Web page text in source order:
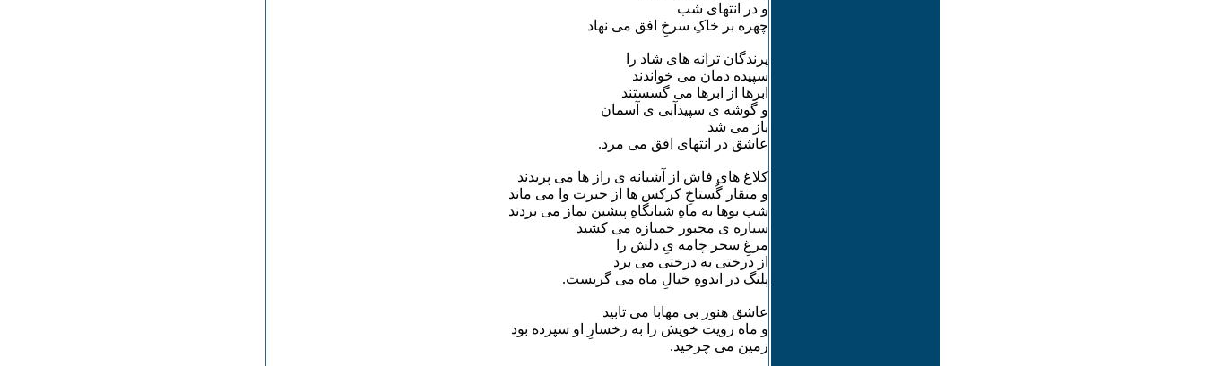
و در انتهای شب
چهره بر خاکِ سرخِ افق می نهاد
پرندگان ترانه های شاد را
سپیده دمان می خواندند
ابرها از ابرها می گسستند
و گوشه ی سپیدآبی ی آسمان
باز می شد
عاشق در انتهای افق می مرد.
کلاغ های فاش از آشیانه ی راز ها می پریدند
و منقار گُستاخِ کرکس ها از حیرت وا می ماند
شب بوها به ماهِ شبانگاهِ پیشین نماز می بردند
سیاره ی مجبور خمیازه می کشید
مرغِ سحر چامه یِ دلش را
از درختی به درختی می برد
پلنگ در اندوهِ خیالِ ماه می گریست.
عاشق هنوز بی مهابا می تابید
و ماه رویت خویش را به رخسارِ او سپرده بود
زمین می چرخید.